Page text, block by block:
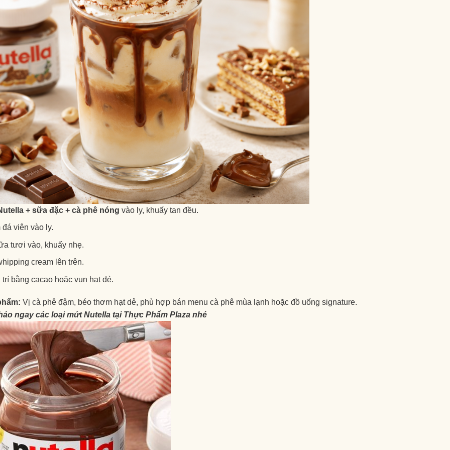
+ sữa đặc + cà phê nóng vào ly, khuấy tan đều.
đá viên vào ly.
tươi vào, khuấy nhẹ.
cream lên trên.
trí bằng cacao hoặc vụn hạt dẻ.
Vị cà phê đậm, béo thơm hạt dẻ, phù hợp bán menu cà phê mùa lạnh hoặc đồ uống signature.
ngay các loại mứt Nutella tại Thực Phẩm Plaza nhé